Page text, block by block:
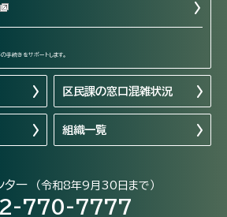
続きをサポートします。
区民課の窓口混雑状況
組織一覧
ター （令和8年9月30日まで）
770-7777